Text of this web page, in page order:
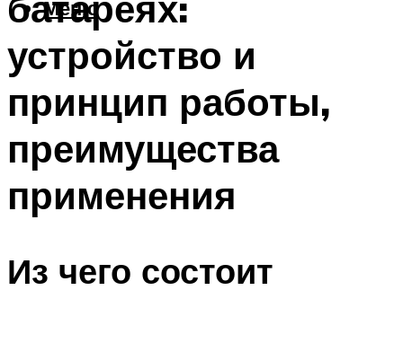
Меню
устройство и
принцип работы,
преимущества
применения
Из чего состоит